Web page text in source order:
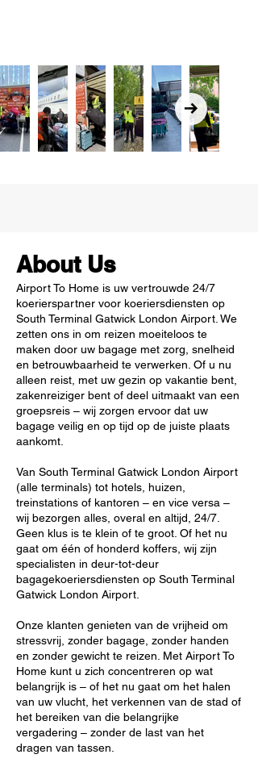
About Us
Airport To Home is uw vertrouwde 24/7
koerierspartner voor koeriersdiensten op
South Terminal Gatwick London Airport. We
zetten ons in om reizen moeiteloos te
maken door uw bagage met zorg, snelheid
en betrouwbaarheid te verwerken. Of u nu
alleen reist, met uw gezin op vakantie bent,
zakenreiziger bent of deel uitmaakt van een
groepsreis – wij zorgen ervoor dat uw
bagage veilig en op tijd op de juiste plaats
aankomt.
Van South Terminal Gatwick London Airport
(alle terminals) tot hotels, huizen,
treinstations of kantoren – en vice versa –
wij bezorgen alles, overal en altijd, 24/7.
Geen klus is te klein of te groot. Of het nu
gaat om één of honderd koffers, wij zijn
specialisten in deur-tot-deur
bagagekoeriersdiensten op South Terminal
Gatwick London Airport.
Onze klanten genieten van de vrijheid om
stressvrij, zonder bagage, zonder handen
en zonder gewicht te reizen. Met Airport To
Home kunt u zich concentreren op wat
belangrijk is – of het nu gaat om het halen
van uw vlucht, het verkennen van de stad of
het bereiken van die belangrijke
vergadering – zonder de last van het
dragen van tassen.